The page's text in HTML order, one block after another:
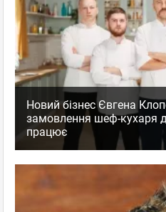
Новий бізнес Євгена
замовлення шеф-кухаря
працює